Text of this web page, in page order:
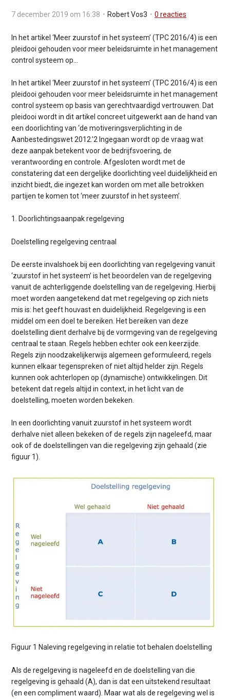
a
t
n
J
u
m
p
t
o
m
a
i
n
o
t
n
7 december 2019 om 16:38 Robert Vos3 0 reacties
In het artikel ‘Meer zuurstof in het systeem’ (TPC 2016/4) is een
pleidooi gehouden voor meer beleidsruimte in het management
control systeem op...
In het artikel ‘Meer zuurstof in het systeem’ (TPC 2016/4) is een
pleidooi gehouden voor meer beleidsruimte in het management
control systeem op basis van gerechtvaardigd vertrouwen. Dat
pleidooi wordt in dit artikel concreet uitgewerkt aan de hand van
een doorlichting van ‘de motiveringsverplichting in de
Aanbestedingswet 2012.’2 Ingegaan wordt op de vraag wat
deze aanpak betekent voor de bedrijfsvoering, de
verantwoording en controle. Afgesloten wordt met de
constatering dat een dergelijke doorlichting veel duidelijkheid en
inzicht biedt, die ingezet kan worden om met alle betrokken
partijen te komen tot ‘meer zuurstof in het systeem’.
1. Doorlichtingsaanpak regelgeving
Doelstelling regelgeving centraal
De eerste invalshoek bij een doorlichting van regelgeving vanuit
‘zuurstof in het systeem’ is het beoordelen van de regelgeving
vanuit de achterliggende doelstelling van de regelgeving. Hierbij
moet worden aangetekend dat met regelgeving op zich niets
mis is: het geeft houvast en duidelijkheid. Regelgeving is een
middel om een doel te bereiken. Het bereiken van deze
doelstelling dient derhalve bij de vormgeving van de regelgeving
centraal te staan. Regels hebben echter ook een keerzijde.
Regels zijn noodzakelijkerwijs algemeen geformuleerd, regels
kunnen elkaar tegenspreken of niet altijd helder zijn. Regels
kunnen ook achterlopen op (dynamische) ontwikkelingen. Dit
betekent dat regels altijd in context, in het licht van de
doelstelling, moeten worden bekeken.
In een doorlichting vanuit zuurstof in het systeem wordt
derhalve niet alleen bekeken of de regels zijn nageleefd, maar
ook of de doelstellingen van die regelgeving zijn gehaald (zie
figuur 1).
Figuur 1 Naleving regelgeving in relatie tot behalen doelstelling
Als de regelgeving is nageleefd en de doelstelling van die
regelgeving is gehaald (A), dan is dat een uitstekend resultaat
(en een compliment waard). Maar wat als de regelgeving wel is